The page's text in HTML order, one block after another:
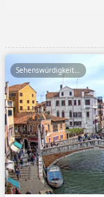
Sehenswürdigkeiten